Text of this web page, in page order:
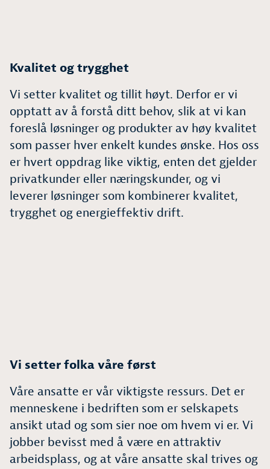
Kvalitet og trygghet
Vi setter kvalitet og tillit høyt. Derfor er vi
opptatt av å forstå ditt behov, slik at vi kan
foreslå løsninger og produkter av høy kvalitet
som passer hver enkelt kundes ønske. Hos oss
er hvert oppdrag like viktig, enten det gjelder
privatkunder eller næringskunder, og vi
leverer løsninger som kombinerer kvalitet,
trygghet og energieffektiv drift.
Vi setter folka våre først
Våre ansatte er vår viktigste ressurs. Det er
menneskene i bedriften som er selskapets
ansikt utad og som sier noe om hvem vi er. Vi
jobber bevisst med å være en attraktiv
arbeidsplass, og at våre ansatte skal trives og